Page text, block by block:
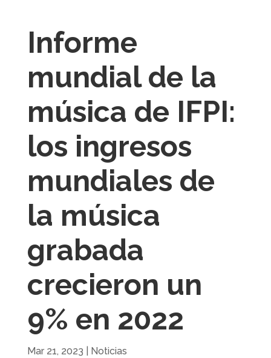
Informe
mundial de la
música de IFPI:
los ingresos
mundiales de
la música
grabada
crecieron un
9% en 2022
Mar 21, 2023 Noticias